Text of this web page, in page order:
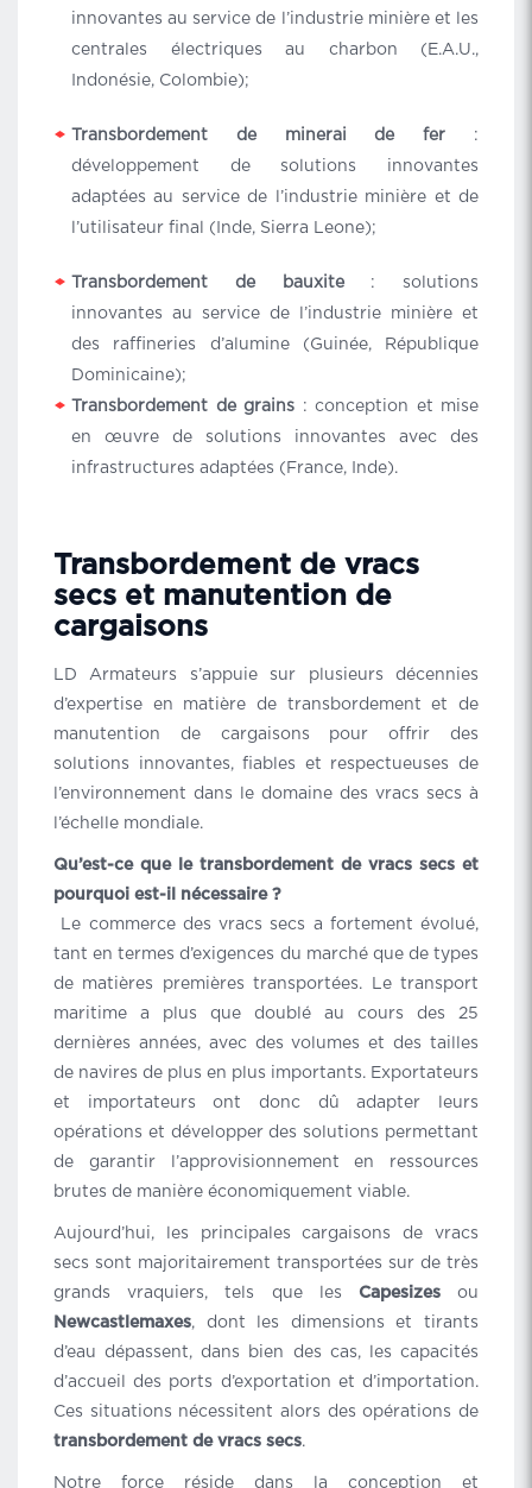
innovantes au service de l’industrie minière et les
centrales électriques au charbon (E.A.U.,
Indonésie, Colombie);
Transbordement de minerai de fer :
développement de solutions innovantes
adaptées au service de l’industrie minière et de
l’utilisateur final (Inde, Sierra Leone);
Transbordement de bauxite: solutions
innovantes au service de l’industrie minière et
des raffineries d’alumine (Guinée, République
Dominicaine);
Transbordement de grains : conception et mise
en œuvre de solutions innovantes avec des
infrastructures adaptées (France, Inde).
Transbordement de vracs
secs et manutention de
cargaisons
LD Armateurs s’appuie sur plusieurs décennies
d’expertise en matière de transbordement et de
manutention de cargaisons pour offrir des
solutions innovantes, fiables et respectueuses de
l’environnement dans le domaine des vracs secs à
l’échelle mondiale.
Qu’est-ce que le transbordement de vracs secs et
pourquoi est-il nécessaire ?
Le commerce des vracs secs a fortement évolué,
tant en termes d’exigences du marché que de types
de matières premières transportées. Le transport
maritime a plus que doublé au cours des 25
dernières années, avec des volumes et des tailles
de navires de plus en plus importants. Exportateurs
et importateurs ont donc dû adapter leurs
opérations et développer des solutions permettant
de garantir l’approvisionnement en ressources
brutes de manière économiquement viable.
Aujourd’hui, les principales cargaisons de vracs
secs sont majoritairement transportées sur de très
grands vraquiers, tels que les Capesizesou
Newcastlemaxes, dont les dimensions et tirants
d’eau dépassent, dans bien des cas, les capacités
d’accueil des ports d’exportation et d’importation.
Ces situations nécessitent alors des opérations de
transbordement de vracs secs.
Notre force réside dans la conception et